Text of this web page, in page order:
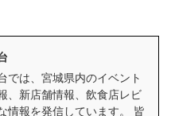
では、宮城県内のイベント
、新店舗情報、飲食店レビ
情報を発信しています。 皆